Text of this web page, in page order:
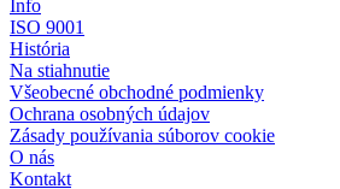
Info
ISO 9001
História
Na stiahnutie
Všeobecné obchodné podmienky
Ochrana osobných údajov
Zásady používania súborov cookie
O nás
Kontakt